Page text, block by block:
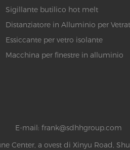
Sigillante butilico hot melt
Distanziatore in Alluminio per
Essiccante per vetro isolante
Macchina per finestre in alluminio
E-mail: frank@sdhhgroup.com
Center, a ovest di Xinyu Road,